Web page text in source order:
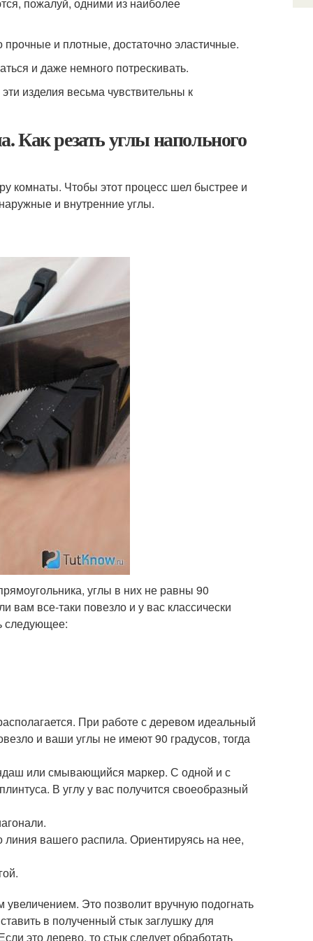
и плотные, достаточно эластичные.
и даже немного потрескивать.
изделия весьма чувствительны к
Как резать углы напольного
комнаты. Чтобы этот процесс шел быстрее и
и внутренние углы.
углы в них не равны 90
вам все-таки повезло и у вас классически
следующее:
При работе с деревом идеальный
и ваши углы не имеют 90 градусов, тогда
или смывающийся маркер. С одной и с
В углу у вас получится своеобразный
вашего распила. Ориентируясь на нее,
Это позволит вручную подогнать
в полученный стык заглушку для
это дерево, то стык следует обработать